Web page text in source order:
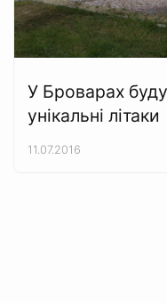
У Броварах
унікальні літаки
11.07.2016